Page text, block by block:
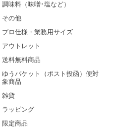
調味料（味噌･塩など）
その他
プロ仕様・業務用サイズ
アウトレット
送料無料商品
ゆうパケット（ポスト投函）便対
象商品
雑貨
ラッピング
限定商品